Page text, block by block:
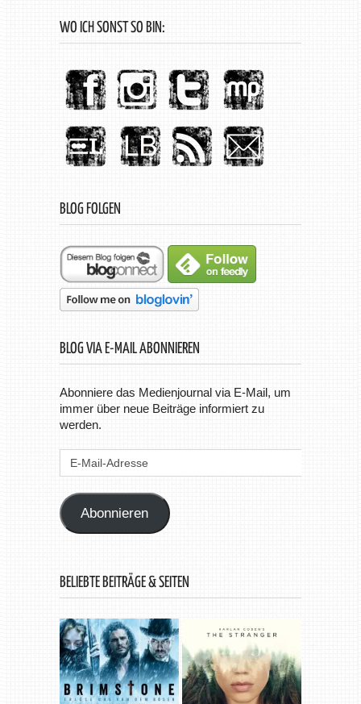
WO ICH SONST SO BIN:
BLOG FOLGEN
BLOG VIA E-MAIL ABONNIEREN
Abonniere das Medienjournal via E-Mail, um
immer über neue Beiträge informiert zu
werden.
Mail-
Abonnieren
BELIEBTE BEITRÄGE & SEITEN